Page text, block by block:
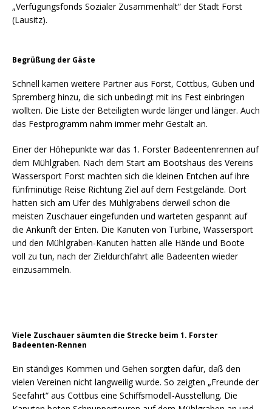
„Verfügungsfonds Sozialer Zusammenhalt“ der Stadt Forst
(Lausitz).
Begrüßung der Gäste
Schnell kamen weitere Partner aus Forst, Cottbus, Guben und
Spremberg hinzu, die sich unbedingt mit ins Fest einbringen
wollten. Die Liste der Beteiligten wurde länger und länger. Auch
das Festprogramm nahm immer mehr Gestalt an.
Einer der Höhepunkte war das 1. Forster Badeentenrennen auf
dem Mühlgraben. Nach dem Start am Bootshaus des Vereins
Wassersport Forst machten sich die kleinen Entchen auf ihre
fünfminütige Reise Richtung Ziel auf dem Festgelände. Dort
hatten sich am Ufer des Mühlgrabens derweil schon die
meisten Zuschauer eingefunden und warteten gespannt auf
die Ankunft der Enten. Die Kanuten von Turbine, Wassersport
und den Mühlgraben-Kanuten hatten alle Hände und Boote
voll zu tun, nach der Zieldurchfahrt alle Badeenten wieder
einzusammeln.
Viele Zuschauer säumten die Strecke beim 1. Forster
Badeenten-Rennen
Ein ständiges Kommen und Gehen sorgten dafür, daß den
vielen Vereinen nicht langweilig wurde. So zeigten „Freunde der
Seefahrt“ aus Cottbus eine Schiffsmodell-Ausstellung. Die